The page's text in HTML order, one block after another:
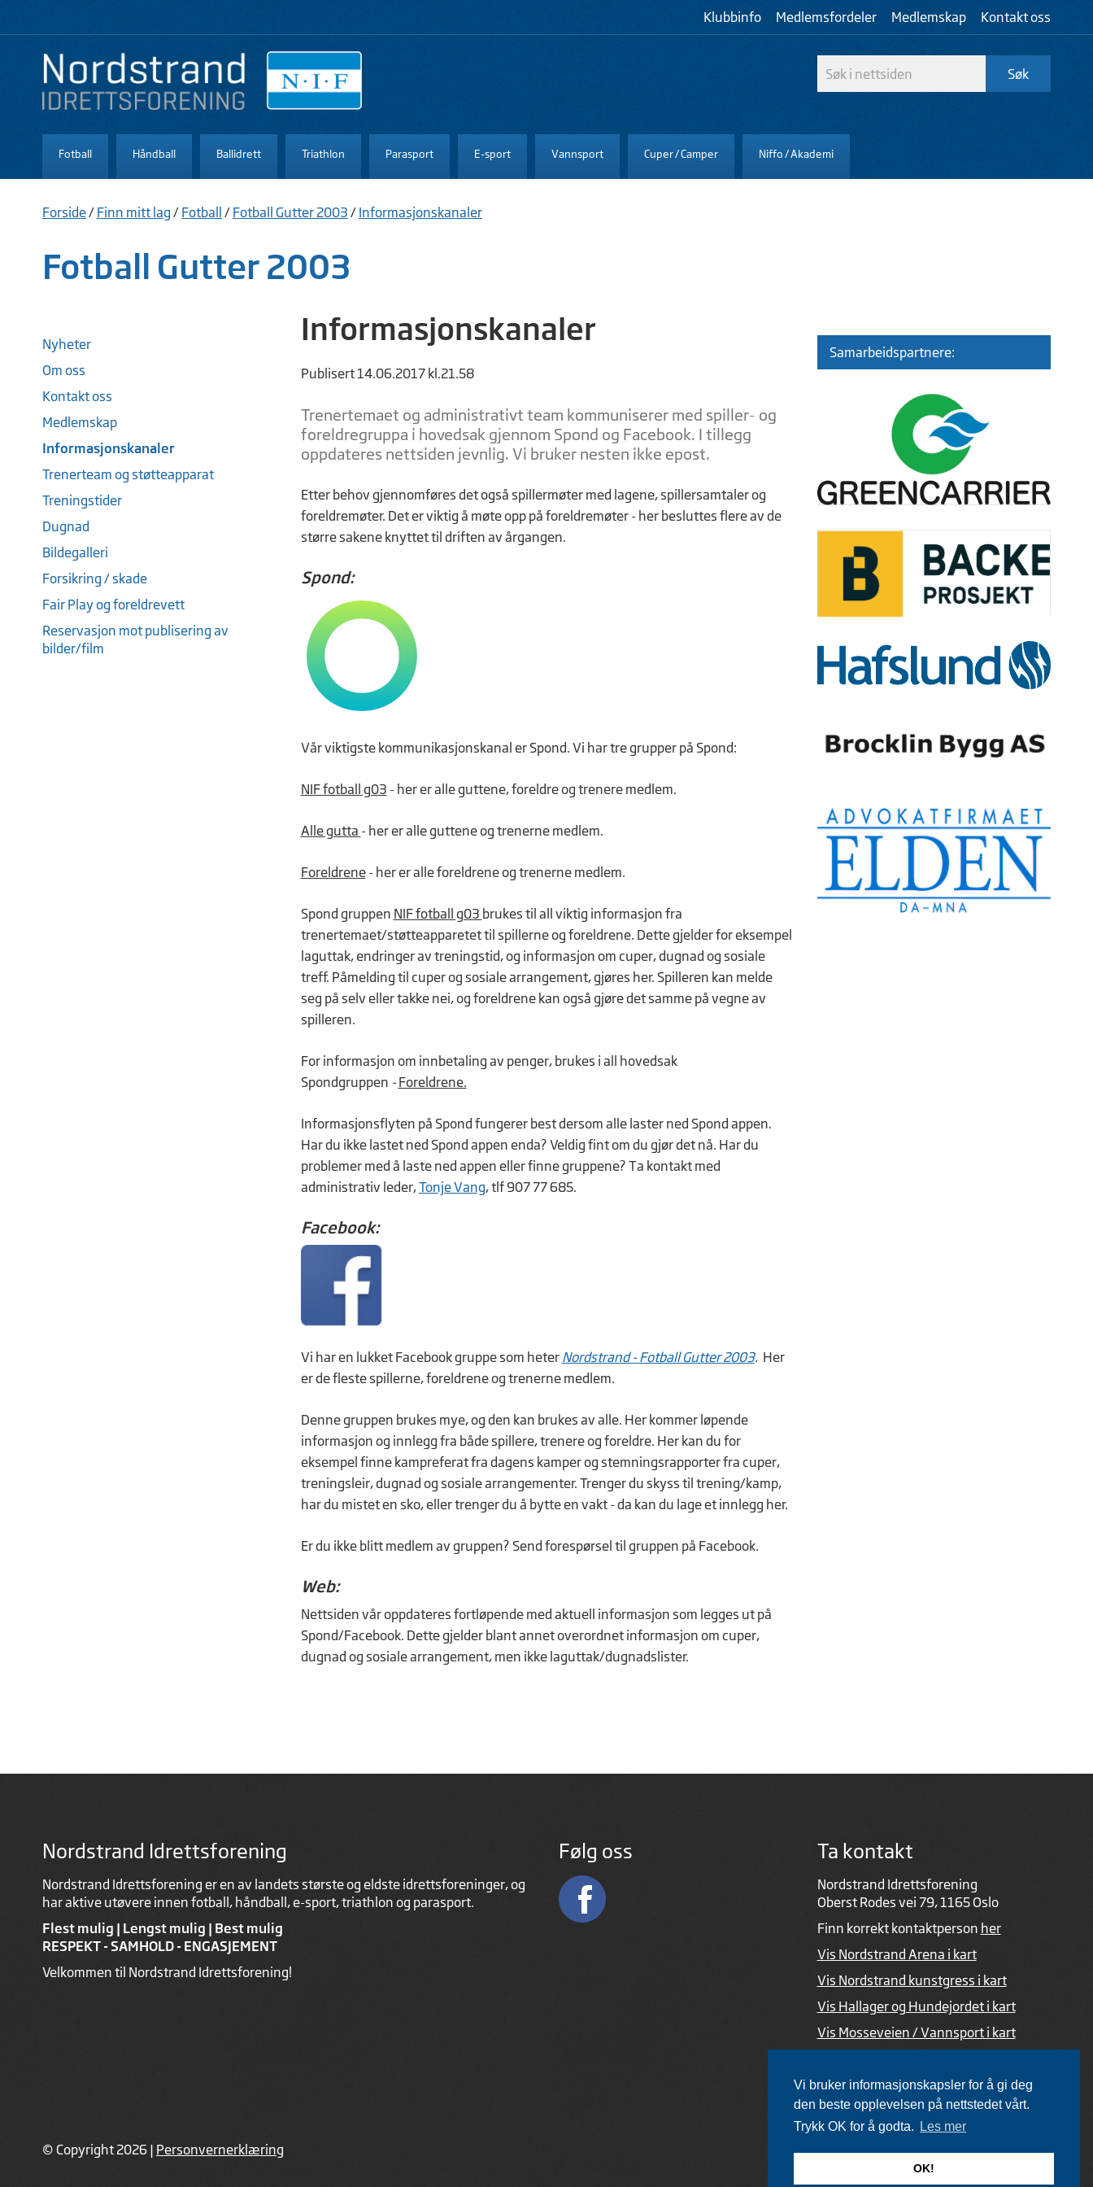
Vi bruker informasjonskapsler for å gi deg
den beste opplevelsen på nettstedet vårt.
Trykk OK for å godta.
Les mer
OK!
Klubbinfo Medlemsfordeler Medlemskap Kontakt oss
Fotball Håndball Ballidrett Triathlon Parasport E-sport Vannsport Cuper / Camper Niffo / Akademi
Forside/ Finn mitt lag / Fotball / Fotball Gutter 2003 / Informasjonskanaler
Fotball Gutter 2003
Nyheter
Om oss
Kontakt oss
Medlemskap
Informasjonskanaler
Trenerteam og støtteapparat
Treningstider
Dugnad
Bildegalleri
Forsikring / skade
Fair Play og foreldrevett
Reservasjon mot publisering av
bilder/film
Informasjonskanaler
Publisert 14.06.2017 kl.21.58
Trenertemaet og administrativt team kommuniserer med spiller- og
foreldregruppa i hovedsak gjennom Spond og Facebook. I tillegg
oppdateres nettsiden jevnlig. Vi bruker nesten ikke epost.
Etter behov gjennomføres det også spillermøter med lagene, spillersamtaler og
foreldremøter. Det er viktig å møte opp på foreldremøter - her besluttes flere av de
større sakene knyttet til driften av årgangen.
Spond:
Vår viktigste kommunikasjonskanal er Spond. Vi har tre grupper på Spond:
NIF fotball g03 - her er alle guttene, foreldre og trenere medlem.
Alle gutta - her er alle guttene og trenerne medlem.
Foreldrene- her er alle foreldrene og trenerne medlem.
Spond gruppen NIF fotball g03 brukes til all viktig informasjon fra
trenertemaet/støtteapparetet til spillerne og foreldrene. Dette gjelder for eksempel
laguttak, endringer av treningstid, og informasjon om cuper, dugnad og sosiale
treff. Påmelding til cuper og sosiale arrangement, gjøres her. Spilleren kan melde
seg på selv eller takke nei, og foreldrene kan også gjøre det samme på vegne av
spilleren.
For informasjon om innbetaling av penger, brukes i all hovedsak
Spondgruppen -Foreldrene.
Informasjonsflyten på Spond fungerer best dersom alle laster ned Spond appen.
Har du ikke lastet ned Spond appen enda? Veldig fint om du gjør det nå. Har du
problemer med å laste ned appen eller finne gruppene? Ta kontakt med
administrativ leder,Tonje Vang, tlf 907 77 685.
Facebook:
Vi har en lukket Facebook gruppe som heter Nordstrand - Fotball Gutter 2003. Her
er de fleste spillerne, foreldrene og trenerne medlem.
Denne gruppen brukes mye, og den kan brukes av alle. Her kommer løpende
informasjon og innlegg fra både spillere, trenere og foreldre. Her kan du for
eksempel finne kampreferat fra dagens kamper og stemningsrapporter fra cuper,
treningsleir, dugnad og sosiale arrangementer. Trenger du skyss til trening/kamp,
har du mistet en sko, eller trenger du å bytte en vakt - da kan du lage et innlegg her.
Er du ikke blitt medlem av gruppen? Send forespørsel til gruppen på Facebook.
Web:
Nettsiden vår oppdateres fortløpende med aktuell informasjon som legges ut på
Spond/Facebook. Dette gjelder blant annet overordnet informasjon om cuper,
dugnad og sosiale arrangement, men ikke laguttak/dugnadslister.
Samarbeidspartnere:
Nordstrand Idrettsforening
Nordstrand Idrettsforening er en av landets største og eldste idrettsforeninger, og
har aktive utøvere innen fotball, håndball, e-sport, triathlon og parasport.
Flest mulig | Lengst mulig | Best mulig
RESPEKT - SAMHOLD - ENGASJEMENT
Velkommen til Nordstrand Idrettsforening!
Følg oss Ta kontakt
Nordstrand Idrettsforening
Oberst Rodes vei 79, 1165 Oslo
Finn korrekt kontaktperson her
Vis Nordstrand Arena i kart
Vis Nordstrand kunstgress i kart
Vis Hallager og Hundejordet i kart
Vis Mosseveien / Vannsport i kart
© Copyright 2026 | Personvernerklæring Utviklet av Netlab,publiseres med eRedaktør